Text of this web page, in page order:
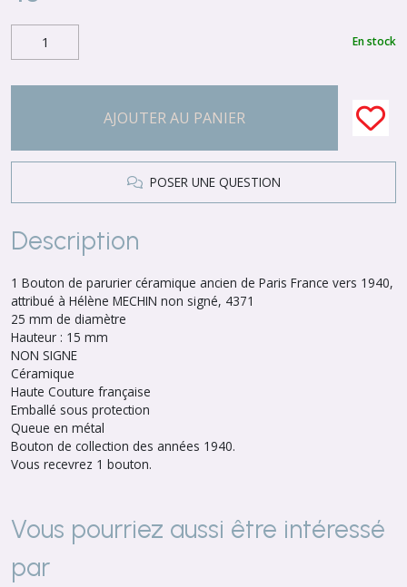
En stock
AJOUTER AU PANIER
POSER UNE QUESTION
Description
1 Bouton de parurier céramique ancien de Paris France vers 1940,
attribué à Hélène MECHIN non signé, 4371
25 mm de diamètre
Hauteur : 15 mm
NON SIGNE
Céramique
Haute Couture française
Emballé sous protection
Queue en métal
Bouton de collection des années 1940.
Vous recevrez 1 bouton.
Vous pourriez aussi être intéressé
par